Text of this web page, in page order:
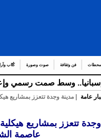
محطات فن وثقافة صوت وصورة كُتّاب
إسبانيا.. وسط صمت رسمي
عامة
| مدينة وجدة تتعزز بمشاريع
وجدة تتعزز بمشاريع
عاصمة